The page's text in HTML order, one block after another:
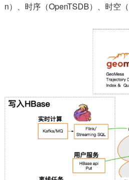
n）、时序（OpenTSDB）、时空